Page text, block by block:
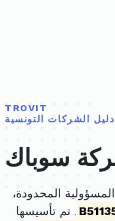
TROVIT
دليل الشركات التونسية
سوباك
المحدودة،
. تم تأسيسها